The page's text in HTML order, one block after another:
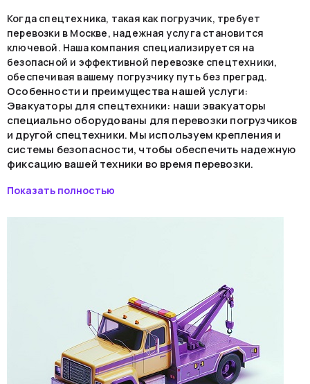
Когда спецтехника, такая как погрузчик, требует
перевозки в Москве, надежная услуга становится
ключевой. Наша компания специализируется на
безопасной и эффективной перевозке спецтехники,
обеспечивая вашему погрузчику путь без преград.
Особенности и преимущества нашей услуги:
Эвакуаторы для спецтехники: наши эвакуаторы
специально оборудованы для перевозки погрузчиков
и другой спецтехники. Мы используем крепления и
системы безопасности, чтобы обеспечить надежную
фиксацию вашей техники во время перевозки.
обучены и имеют опыт в перевозке спецтехники. Они
Показать полностью